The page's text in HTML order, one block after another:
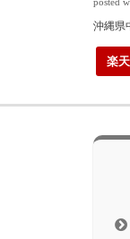
posted
沖縄県
楽